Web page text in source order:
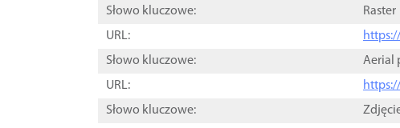
Słowo kluczowe:
Raster
URL:
Słowo kluczowe:
Aerial
URL:
Słowo kluczowe: